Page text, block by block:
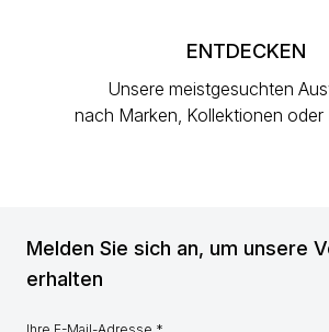
ENTDECKEN
Unsere meistgesuchten
nach Marken, Kollektionen oder
Melden Sie sich an, um unsere
erhalten